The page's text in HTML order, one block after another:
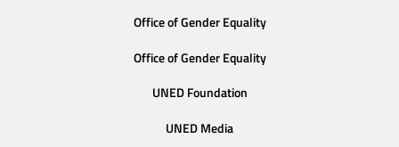
Office of Gender Equality
Office of Gender Equality
UNED Foundation
UNED Media